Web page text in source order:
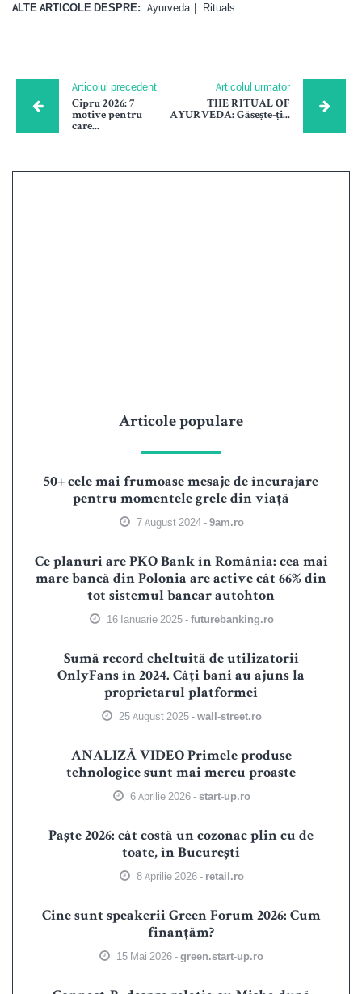
ALTE ARTICOLE DESPRE: Ayurveda Rituals
Articolul precedent
Cipru 2026: 7
motive pentru
care...
Articolul urmator
THE RITUAL OF
AYURVEDA: Găsește-ți...
Articole populare
50+ cele mai frumoase mesaje de încurajare
pentru momentele grele din viață
7 August 2024 -9am.ro
Ce planuri are PKO Bank în România: cea mai
mare bancă din Polonia are active cât 66% din
tot sistemul bancar autohton
16 Ianuarie 2025 -futurebanking.ro
Sumă record cheltuită de utilizatorii
OnlyFans în 2024. Câți bani au ajuns la
proprietarul platformei
25 August 2025 -wall-street.ro
ANALIZĂ VIDEO Primele produse
tehnologice sunt mai mereu proaste
6 Aprilie 2026 -start-up.ro
Paște 2026: cât costă un cozonac plin cu de
toate, în București
8 Aprilie 2026 - retail.ro
Cine sunt speakerii Green Forum 2026: Cum
finanțăm?
15 Mai 2026 -green.start-up.ro